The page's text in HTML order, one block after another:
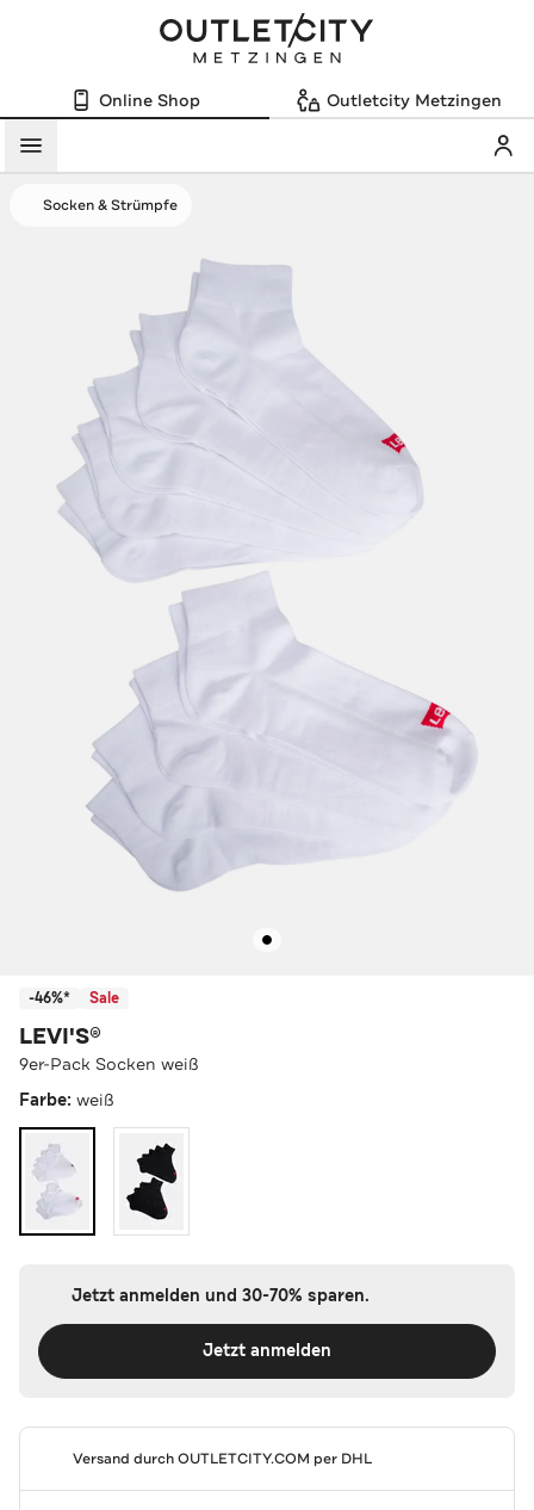
Online Shop Outletcity Metzingen
Menü
Socken & Strümpfe
-46%* Sale
LEVI'S®
9er-Pack Socken weiß
Farbe: weiß
Jetzt anmelden und 30-70% sparen.
Jetzt anmelden
Versand durchOUTLETCITY.COM per DHL